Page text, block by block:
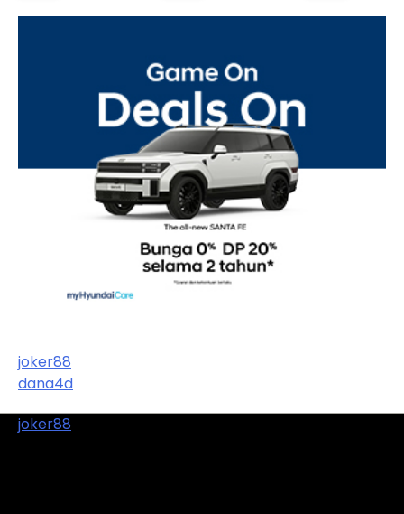
joker88
dana4d
joker88